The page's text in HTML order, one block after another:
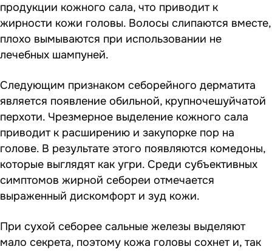
продукции кожного сала, что приводит к
жирности кожи головы. Волосы слипаются вместе,
плохо вымываются при использовании не
лечебных шампуней.
Следующим признаком себорейного дерматита
является появление обильной, крупночешуйчатой
перхоти. Чрезмерное выделение кожного сала
приводит к расширению и закупорке пор на
голове. В результате этого появляются комедоны,
которые выглядят как угри. Среди субъективных
симптомов жирной себореи отмечается
выраженный дискомфорт и зуд кожи.
При сухой себорее сальные железы выделяют
мало секрета, поэтому кожа головы сохнет и, так